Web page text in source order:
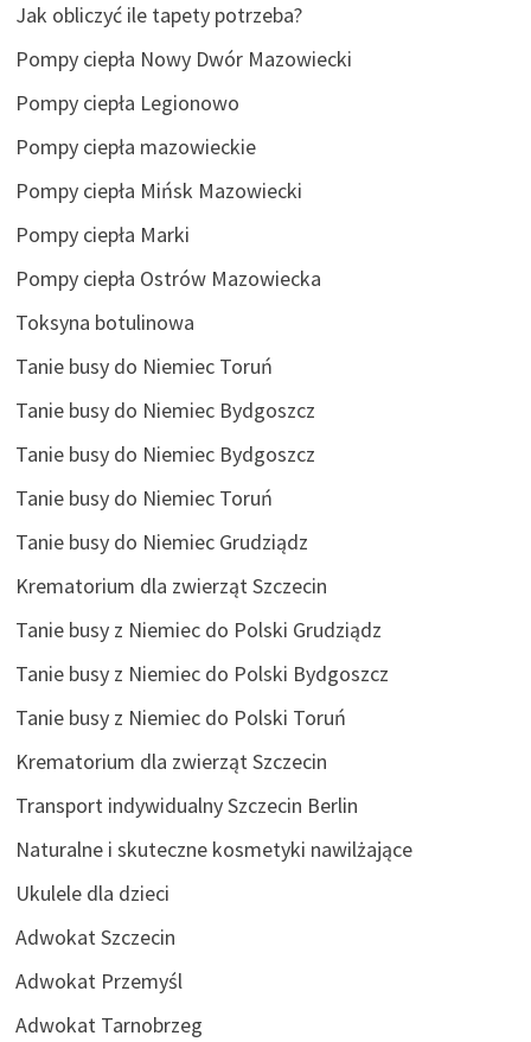
Jak obliczyć ile tapety potrzeba?
Pompy ciepła Nowy Dwór Mazowiecki
Pompy ciepła Legionowo
Pompy ciepła mazowieckie
Pompy ciepła Mińsk Mazowiecki
Pompy ciepła Marki
Pompy ciepła Ostrów Mazowiecka
Toksyna botulinowa
Tanie busy do Niemiec Toruń
Tanie busy do Niemiec Bydgoszcz
Tanie busy do Niemiec Bydgoszcz
Tanie busy do Niemiec Toruń
Tanie busy do Niemiec Grudziądz
Krematorium dla zwierząt Szczecin
Tanie busy z Niemiec do Polski Grudziądz
Tanie busy z Niemiec do Polski Bydgoszcz
Tanie busy z Niemiec do Polski Toruń
Krematorium dla zwierząt Szczecin
Transport indywidualny Szczecin Berlin
Naturalne i skuteczne kosmetyki nawilżające
Ukulele dla dzieci
Adwokat Szczecin
Adwokat Przemyśl
Adwokat Tarnobrzeg